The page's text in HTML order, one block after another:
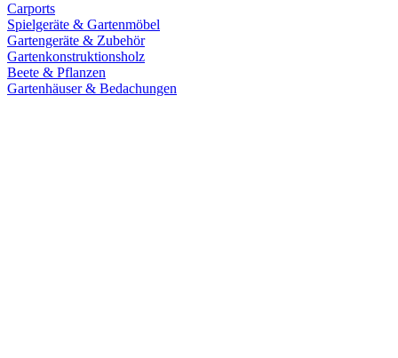
Carports
Spielgeräte & Gartenmöbel
Gartengeräte & Zubehör
Gartenkonstruktionsholz
Beete & Pflanzen
Gartenhäuser & Bedachungen